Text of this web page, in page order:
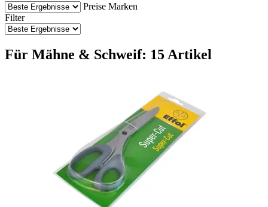
Preise Marken
Filter
Für Mähne & Schweif: 15 Artikel